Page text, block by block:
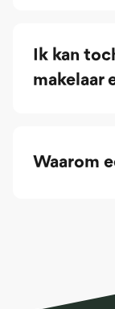
Ik kan
makelaar
Waarom